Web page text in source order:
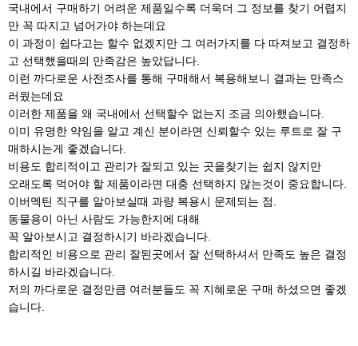
국내에서 구매하기 어려운 제품일수록 더욱더 그 정보를 찾기 어렵지
만 꼭 따지고 넘어가야 하는데요
이 과정이 쉽다고는 할수 없겠지만 그 여러가지를 다 따져보고 결정하
고 선택했을때의 만족감은 높았답니다.
이런 까다로운 사전조사를 통해 구매해서 복용해보니 결과는 만족스
러웠는데요
이러한 제품을 왜 국내에서 선택할수 없는지 조금 의아했습니다.
이미 유명한 약임을 알고 계신 분이라면 신뢰할수 있는 루트로 잘 구
매하시는게 좋겠습니다.
비용도 합리적이고 관리가 잘되고 있는 곳을찾기는 쉽지 않지만
오래도록 먹어야 할 제품이라면 대충 선택하지 않는것이 중요합니다.
이버멕틴 직구를 알아보실때 과량 복용시 문제되는 점.
동물용이 아닌 사람도 가능한지에 대해
꼭 알아보시고 결정하시기 바라겠습니다.
합리적인 비용으로 관리 잘된곳에서 잘 선택하셔서 만족도 높은 결정
하시길 바라겠습니다.
저의 까다로운 결정만큼 여러분들도 꼭 지혜로운 구매 하셨으면 좋겠
습니다.